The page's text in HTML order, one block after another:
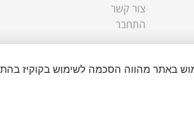
צור קשר
התחבר
כל הזכויות שמורות ל "בא לי בקליק"
באתר מהווה הסכמה לשימוש בקוקיז